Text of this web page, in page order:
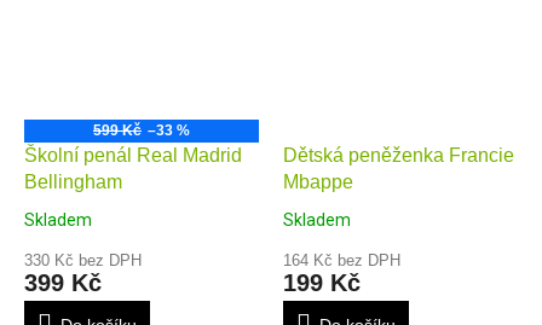
599 Kč –33 %
Školní penál Real Madrid
Bellingham
Skladem
330 Kč bez DPH
399 Kč
Dětská peněženka Francie
Mbappe
Skladem
164 Kč bez DPH
199 Kč